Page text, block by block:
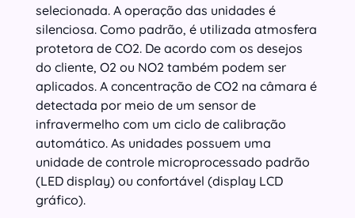
selecionada. A operação das unidades é
silenciosa. Como padrão, é utilizada atmosfera
protetora de CO2. De acordo com os desejos
do cliente, O2 ou NO2 também podem ser
aplicados. A concentração de CO2 na câmara é
detectada por meio de um sensor de
infravermelho com um ciclo de calibração
automático. As unidades possuem uma
unidade de controle microprocessado padrão
(LED display) ou confortável (display LCD
gráfico).